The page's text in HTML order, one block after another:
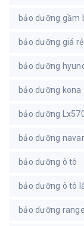
bảo dưỡng gầm
bảo dưỡng giá rẻ
bảo dưỡng
bảo dưỡng kona
bảo dưỡng
bảo dưỡng
bảo dưỡng ô tô
bảo dưỡng ô tô
bảo dưỡng